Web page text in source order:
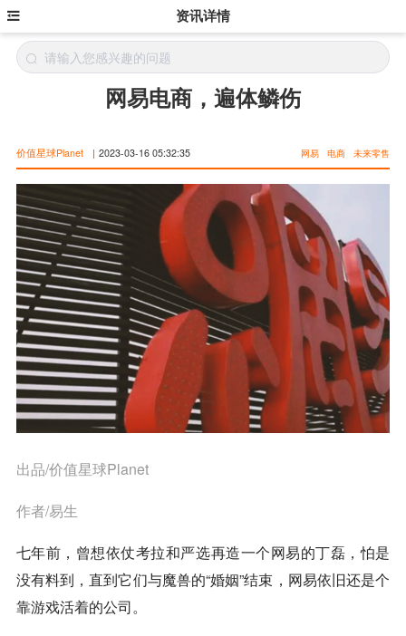
资讯详情
网易电商，遍体鳞伤
价值星球Planet | 2023-03-16 05:32:35 网易 电商 未来零售
出品/价值星球Planet
作者/易生
七年前，曾想依仗考拉和严选再造一个网易的丁磊，怕是
没有料到，直到它们与魔兽的“婚姻”结束，网易依旧还是个
靠游戏活着的公司。